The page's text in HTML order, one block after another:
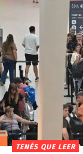
TENÉS QUE LEER